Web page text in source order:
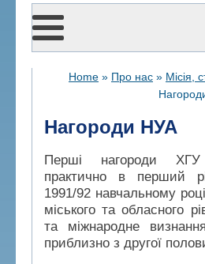
Home » Про нас » Місія,
Нагороди НУА
Перші нагороди
практично в перший
1991/92 навчальному
міського та обласного
та міжнародне
приблизно з другої